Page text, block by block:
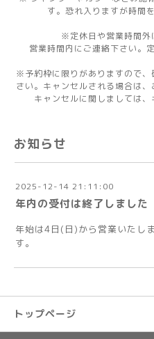
す。恐れ入りますが時間
※定休日や営業時間外
営業時間内にご連絡下さい。
※予約枠に限りがありますので
さい。キャンセルされる場合は
キャンセルに関しましては、
お知らせ
2025-12-14 21:11:00
年内の受付は終了しました
年始は4日(日)から営業いたし
す。
トップページ